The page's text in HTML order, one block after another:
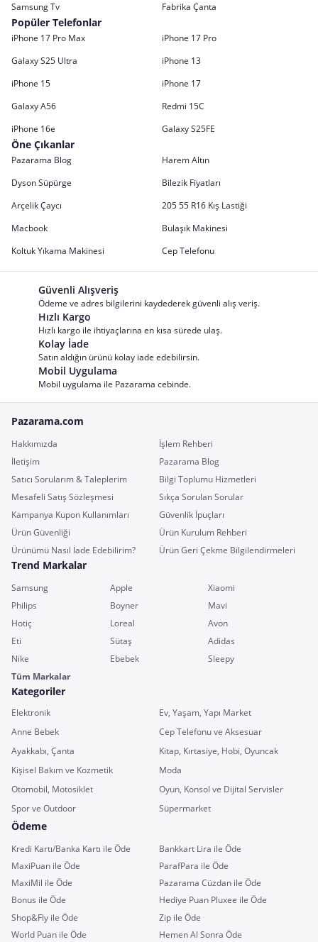
Samsung Tv
Fabrika Çanta
Popüler Telefonlar
iPhone 17 Pro Max
iPhone 17 Pro
Galaxy S25 Ultra
iPhone 13
iPhone 15
iPhone 17
Galaxy A56
Redmi 15C
iPhone 16e
Galaxy S25FE
Öne Çıkanlar
Pazarama Blog
Harem Altın
Dyson Süpürge
Bilezik Fiyatları
Arçelik Çaycı
205 55 R16 Kış Lastiği
Macbook
Bulaşık Makinesi
Koltuk Yıkama Makinesi
Cep Telefonu
Güvenli Alışveriş
Ödeme ve adres bilgilerini kaydederek güvenli alış veriş.
Hızlı Kargo
Hızlı kargo ile ihtiyaçlarına en kısa sürede ulaş.
Kolay İade
Satın aldığın ürünü kolay iade edebilirsin.
Mobil Uygulama
Mobil uygulama ile Pazarama cebinde.
Pazarama.com
Hakkımızda
İşlem Rehberi
İletişim
Pazarama Blog
Satıcı Sorularım & Taleplerim
Bilgi Toplumu Hizmetleri
Mesafeli Satış Sözleşmesi
Sıkça Sorulan Sorular
Kampanya Kupon Kullanımları
Güvenlik İpuçları
Ürün Güvenliği
Ürün Kurulum Rehberi
Ürünümü Nasıl İade Edebilirim?
Ürün Geri Çekme Bilgilendirmeleri
Trend Markalar
Samsung Apple
Xiaomi
Philips
Boyner
Mavi
Hotiç
Loreal
Avon
Eti
Sütaş
Adidas
Nike
Ebebek
Sleepy
Tüm Markalar
Kategoriler
Elektronik
Ev, Yaşam, Yapı Market
Anne Bebek
Cep Telefonu ve Aksesuar
Ayakkabı, Çanta
Kitap, Kırtasiye, Hobi, Oyuncak
Kişisel Bakım ve Kozmetik
Moda
Otomobil, Motosiklet
Oyun, Konsol ve Dijital Servisler
Spor ve Outdoor
Süpermarket
Ödeme
Kredi Kartı/Banka Kartı ile Öde
Bankkart Lira ile Öde
MaxiPuan ile Öde
ParafPara ile Öde
MaxiMil ile Öde
Pazarama Cüzdan ile Öde
Bonus ile Öde
Hediye Puan Pluxee ile Öde
Shop&Fly ile Öde
Zip ile Öde
World Puan ile Öde
Hemen Al Sonra Öde